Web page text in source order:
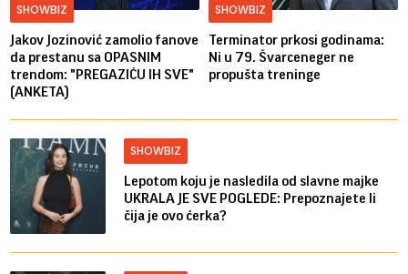
SHOWBIZ
Jakov Jozinović zamolio fanove
da prestanu sa OPASNIM
trendom: "PREGAZIĆU IH SVE"
(ANKETA)
SHOWBIZ
Terminator prkosi godinama:
Ni u 79. Švarceneger ne
propušta treninge
SHOWBIZ
Lepotom koju je nasledila od slavne majke
UKRALA JE SVE POGLEDE: Prepoznajete li
čija je ovo ćerka?